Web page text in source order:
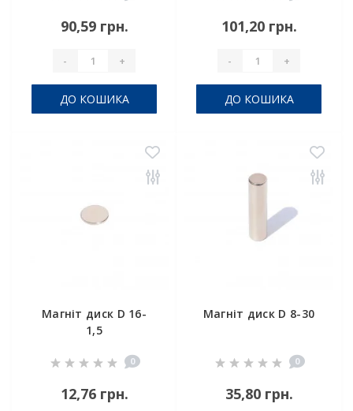
90,59 грн.
- +
ДО КОШИКА
101,20 грн.
- +
ДО КОШИКА
Магніт диск D 16-
1,5
0
12,76 грн.
Магніт диск D 8-30
0
35,80 грн.